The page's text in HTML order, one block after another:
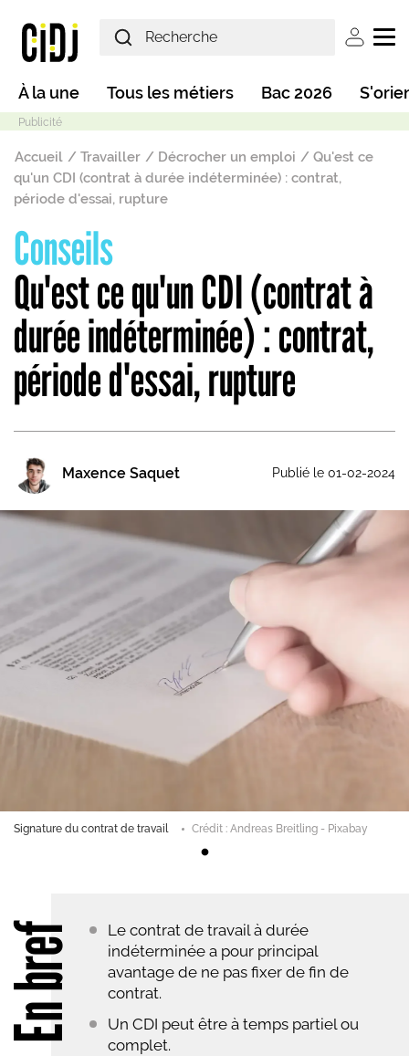
User
Main navigation
À la une Tous les métiers Bac 2026
Fil d'Ariane
Accueil Travailler Décrocher un emploi
Qu'est ce
qu'un CDI (contrat à durée indéterminée) : contrat,
période d'essai, rupture
Conseils
Qu'est ce qu'un CDI (contrat à
durée indéterminée) : contrat,
période d'essai, rupture
Maxence Saquet Publié le 01-02-2024
bref
Le contrat de travail à durée
indéterminée a pour principal
avantage de ne pas fixer de fin de
contrat.
Un CDI peut être à temps partiel ou
complet.
Signature du contrat de travail Crédit : Andreas Breitling - Pixabay